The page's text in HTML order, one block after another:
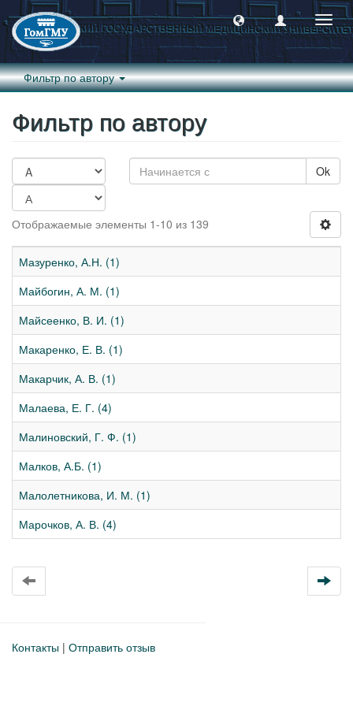
Фильтр по автору
Фильтр по автору
Ok
Отображаемые элементы 1-10 из 139
Мазуренко, А.Н. (1)
Майбогин, А. М. (1)
Майсеенко, В. И. (1)
Макаренко, Е. В. (1)
Макарчик, А. В. (1)
Малаева, Е. Г. (4)
Малиновский, Г. Ф. (1)
Малков, А.Б. (1)
Малолетникова, И. М. (1)
Марочков, А. В. (4)
Контакты | Отправить отзыв